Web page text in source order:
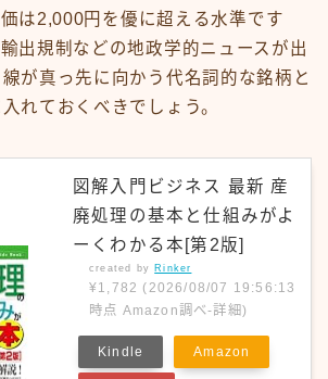
は2,000円を優に超える水準です
出規制などの地政学的ニュースが出
が真っ先に向かう代名詞的な銘柄と
れておくべきでしょう。
図解入門ビジネス 最新 産
廃処理の基本と仕組みがよ
ーくわかる本[第2版]
created by Rinker
¥1,782 (2026/08/07 19:56:13
時点 Amazon調べ-詳細)
Kindle Amazon